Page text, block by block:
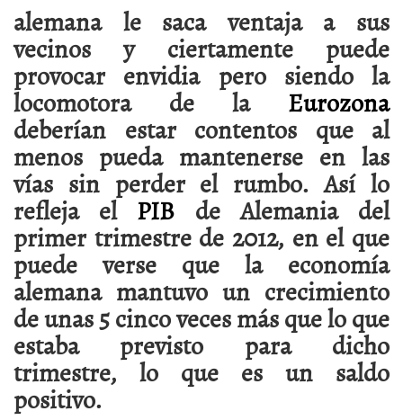
alemana le saca ventaja a sus
vecinos y ciertamente puede
provocar envidia pero siendo la
locomotora de la Eurozona
deberían estar contentos que al
menos pueda mantenerse en las
vías sin perder el rumbo. Así lo
refleja el PIB de Alemania del
primer trimestre de 2012, en el que
puede verse que la economía
alemana mantuvo un crecimiento
de unas 5 cinco veces más que lo que
estaba previsto para dicho
trimestre, lo que es un saldo
positivo.